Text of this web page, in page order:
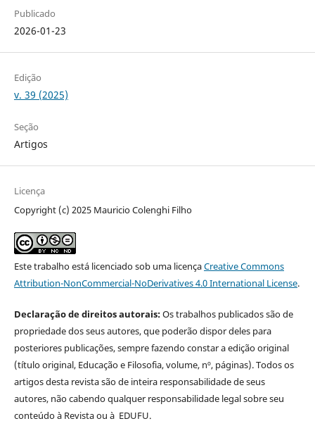
Publicado
2026-01-23
Edição
v. 39 (2025)
Seção
Artigos
Licença
Copyright (c) 2025 Mauricio Colenghi Filho
Este trabalho está licenciado sob uma licençaCreative Commons
Attribution-NonCommercial-NoDerivatives 4.0 International License.
Declaração de direitos autorais:Os trabalhos publicados são de
propriedade dos seus autores, que poderão dispor deles para
posteriores publicações, sempre fazendo constar a edição original
(título original, Educação e Filosofia, volume, nº, páginas). Todos os
artigos desta revista são de inteira responsabilidade de seus
autores, não cabendo qualquer responsabilidade legal sobre seu
conteúdo à Revista ou à EDUFU.